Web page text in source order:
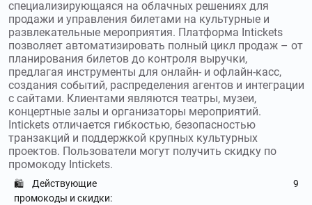
специализирующаяся на облачных решениях для
продажи и управления билетами на культурные и
развлекательные мероприятия. Платформа Intickets
позволяет автоматизировать полный цикл продаж – от
планирования билетов до контроля выручки,
предлагая инструменты для онлайн- и офлайн-касс,
создания событий, распределения агентов и интеграции
с сайтами. Клиентами являются театры, музеи,
концертные залы и организаторы мероприятий.
Intickets отличается гибкостью, безопасностью
транзакций и поддержкой крупных культурных
проектов. Пользователи могут получить скидку по
промокоду Intickets.
🛍️
Действующие
промокоды и скидки:
9